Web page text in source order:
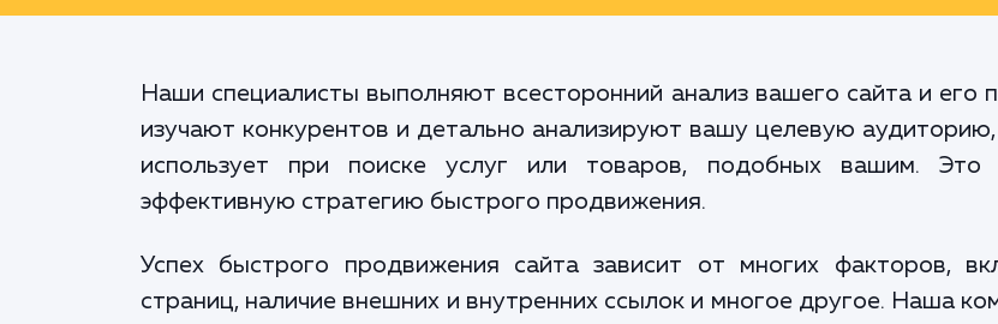
Наши специалисты выполняют всесторонний анализ вашего сайта и его
изучают конкурентов и детально анализируют вашу целевую
использует при поиске услуг или товаров, подобных вашим. Это
эффективную стратегию быстрого продвижения.
Успех быстрого продвижения сайта зависит от многих факторов,
страниц, наличие внешних и внутренних ссылок и многое другое. Наша